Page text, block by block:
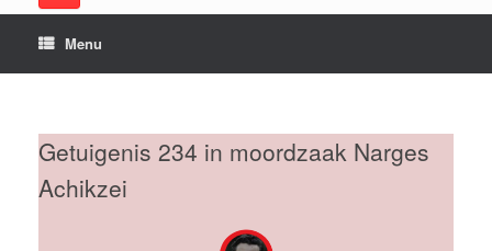
Menu
Getuigenis 234 in moordzaak Narges
Achikzei